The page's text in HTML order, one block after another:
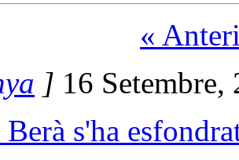
«
] 16
s'ha